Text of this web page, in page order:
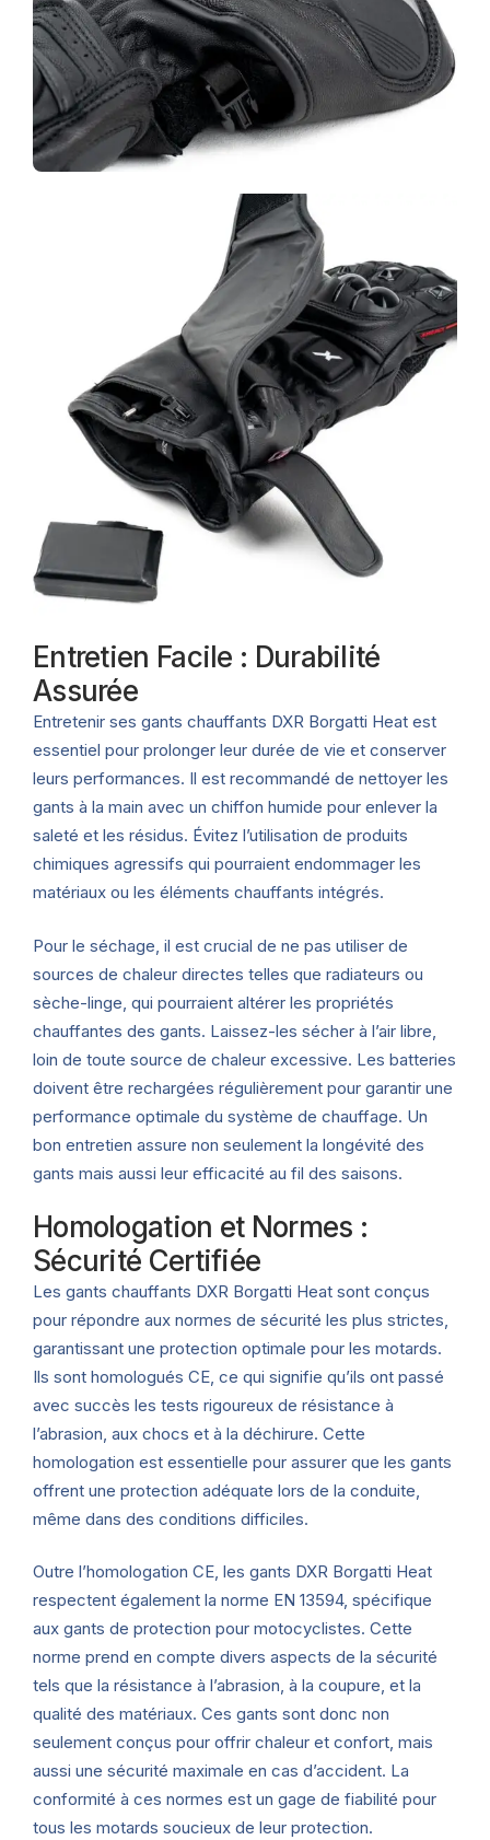
Entretien Facile : Durabilité
Assurée
Entretenir ses gants chauffants DXR Borgatti Heat est
essentiel pour prolonger leur durée de vie et conserver
leurs performances. Il est recommandé de nettoyer les
gants à la main avec un chiffon humide pour enlever la
saleté et les résidus. Évitez l’utilisation de produits
chimiques agressifs qui pourraient endommager les
matériaux ou les éléments chauffants intégrés.
Pour le séchage, il est crucial de ne pas utiliser de
sources de chaleur directes telles que radiateurs ou
sèche-linge, qui pourraient altérer les propriétés
chauffantes des gants. Laissez-les sécher à l’air libre,
loin de toute source de chaleur excessive. Les batteries
doivent être rechargées régulièrement pour garantir une
performance optimale du système de chauffage. Un
bon entretien assure non seulement la longévité des
gants mais aussi leur efficacité au fil des saisons.
Homologation et Normes :
Sécurité Certifiée
Les gants chauffants DXR Borgatti Heat sont conçus
pour répondre aux normes de sécurité les plus strictes,
garantissant une protection optimale pour les motards.
Ils sont homologués CE, ce qui signifie qu’ils ont passé
avec succès les tests rigoureux de résistance à
l’abrasion, aux chocs et à la déchirure. Cette
homologation est essentielle pour assurer que les gants
offrent une protection adéquate lors de la conduite,
même dans des conditions difficiles.
Outre l’homologation CE, les gants DXR Borgatti Heat
respectent également la norme EN 13594, spécifique
aux gants de protection pour motocyclistes. Cette
norme prend en compte divers aspects de la sécurité
tels que la résistance à l’abrasion, à la coupure, et la
qualité des matériaux. Ces gants sont donc non
seulement conçus pour offrir chaleur et confort, mais
aussi une sécurité maximale en cas d’accident. La
conformité à ces normes est un gage de fiabilité pour
tous les motards soucieux de leur protection.